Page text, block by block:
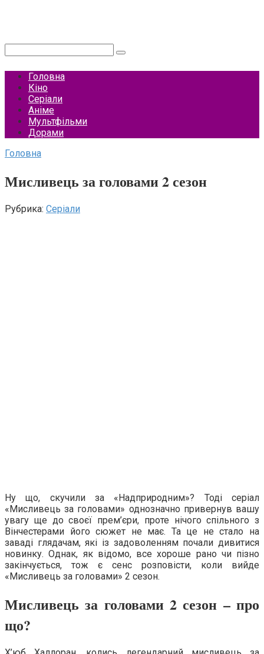
Головна
Кіно
Серіали
Аніме
Мультфільми
Дорами
Головна
Мисливець за головами 2 сезон
Рубрика: Серіали
Ну що, скучили за «Надприродним»? Тоді серіал
«Мисливець за головами» однозначно привернув вашу
увагу ще до своєї прем’єри, проте нічого спільного з
Вінчестерами його сюжет не має. Та це не стало на
заваді глядачам, які із задоволенням почали дивитися
новинку. Однак, як відомо, все хороше рано чи пізно
закінчується, тож є сенс розповісти, коли вийде
«Мисливець за головами» 2 сезон.
Мисливець за головами 2 сезон – про
що?